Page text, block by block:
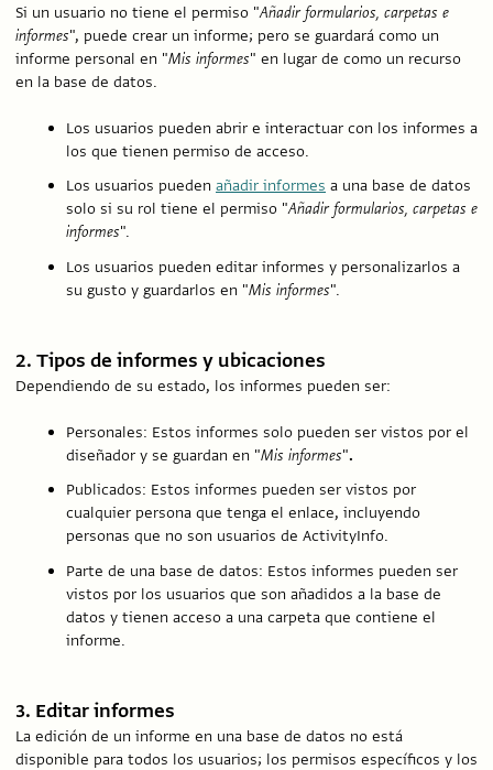
Si un usuario no tiene el permiso "Añadir formularios, carpetas e
informes", puede crear un informe; pero se guardará como un
informe personal en "Mis informes" en lugar de como un recurso
en la base de datos.
Los usuarios pueden abrir e interactuar con los informes a
los que tienen permiso de acceso.
Los usuarios pueden añadir informes a una base de datos
solo si su rol tiene el permiso "Añadir formularios, carpetas e
informes".
Los usuarios pueden editar informes y personalizarlos a
su gusto y guardarlos en "Mis informes".
2. Tipos de informes y ubicaciones
Dependiendo de su estado, los informes pueden ser:
Personales: Estos informes solo pueden ser vistos por el
diseñador y se guardan en "Mis informes".
Publicados: Estos informes pueden ser vistos por
cualquier persona que tenga el enlace, incluyendo
personas que no son usuarios de ActivityInfo.
Parte de una base de datos: Estos informes pueden ser
vistos por los usuarios que son añadidos a la base de
datos y tienen acceso a una carpeta que contiene el
informe.
3. Editar informes
La edición de un informe en una base de datos no está
disponible para todos los usuarios; los permisos específicos y los